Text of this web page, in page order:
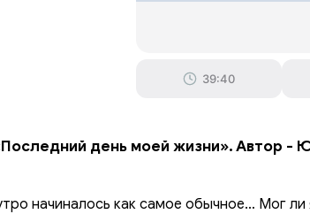
39:40
день моей жизни». Автор -
начиналось как самое обычное… Мог